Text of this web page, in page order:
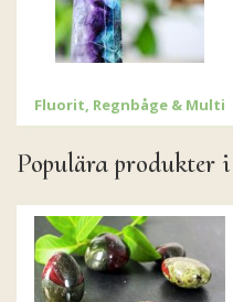
Fluorit, Regnbåge & Multi
Populära produkter